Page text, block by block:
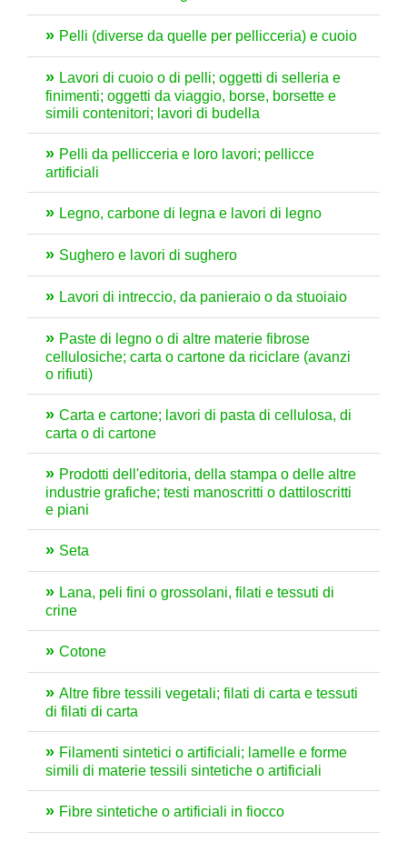
Pelli (diverse da quelle per pellicceria) e cuoio
Lavori di cuoio o di pelli; oggetti di selleria e
finimenti; oggetti da viaggio, borse, borsette e
simili contenitori; lavori di budella
Pelli da pellicceria e loro lavori; pellicce
artificiali
Legno, carbone di legna e lavori di legno
Sughero e lavori di sughero
Lavori di intreccio, da panieraio o da stuoiaio
Paste di legno o di altre materie fibrose
cellulosiche; carta o cartone da riciclare (avanzi
o rifiuti)
Carta e cartone; lavori di pasta di cellulosa, di
carta o di cartone
Prodotti dell'editoria, della stampa o delle altre
industrie grafiche; testi manoscritti o dattiloscritti
e piani
Seta
Lana, peli fini o grossolani, filati e tessuti di
crine
Cotone
Altre fibre tessili vegetali; filati di carta e tessuti
di filati di carta
Filamenti sintetici o artificiali; lamelle e forme
simili di materie tessili sintetiche o artificiali
Fibre sintetiche o artificiali in fiocco